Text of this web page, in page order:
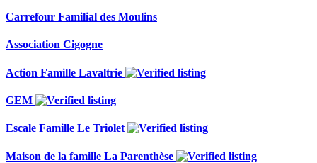
Carrefour Familial des Moulins
Association Cigogne
Action Famille Lavaltrie
GEM
Escale Famille Le Triolet
Maison de la famille La Parenthèse